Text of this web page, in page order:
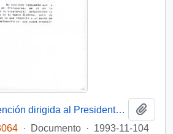
[Solicitud de intervención dirigida al Presidente Patricio Aylwin, mediante la cual se expone caso de profesora exonerada]
· Documento · 1993-11-104